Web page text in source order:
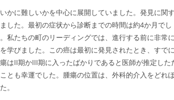
かに難しいかを中心に展開していました。発見に関す
した。最初の症状から診断までの時間は約4か月でし
私たちの町のリーディングでは、進行する前に非常に
学びました。この癌は最初に発見されたとき、すでに
はII期かIII期に入ったばかりであると医師が推定した
とも幸運でした。腫瘍の位置は、外科的介入をどれほ
。